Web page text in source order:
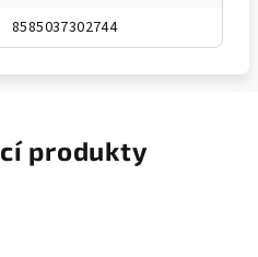
8585037302744
produkty